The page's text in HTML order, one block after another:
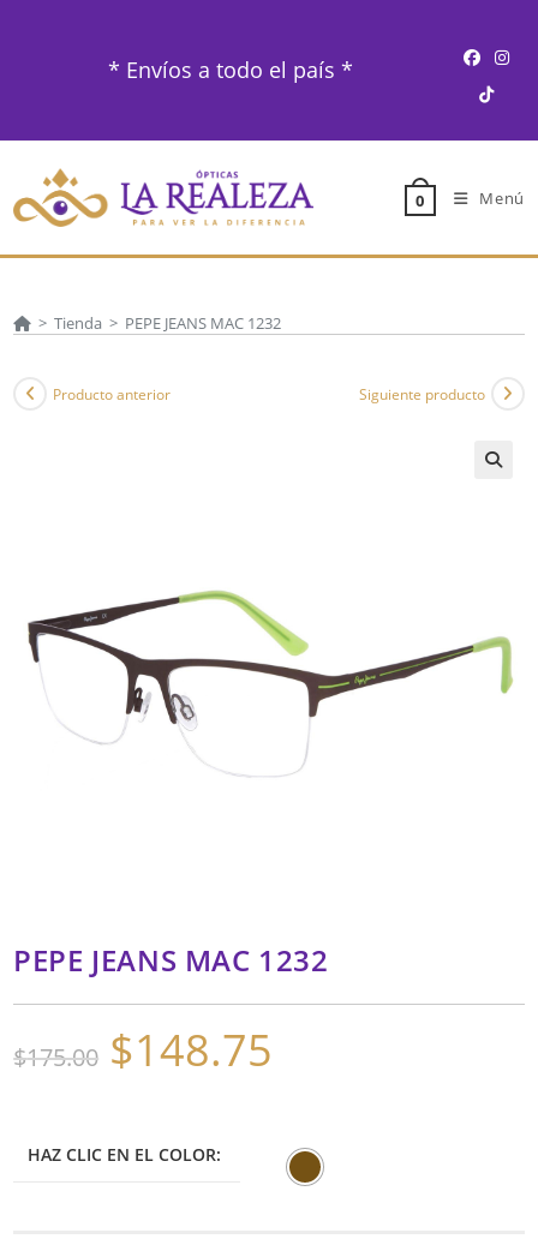
* Envíos a todo el país *
0 Menú
> Tienda > PEPE JEANS MAC 1232
Producto anterior Siguiente producto
PEPE JEANS MAC 1232
$175.00
El
precio
original
$148.75
HAZ CLIC EN EL COLOR: